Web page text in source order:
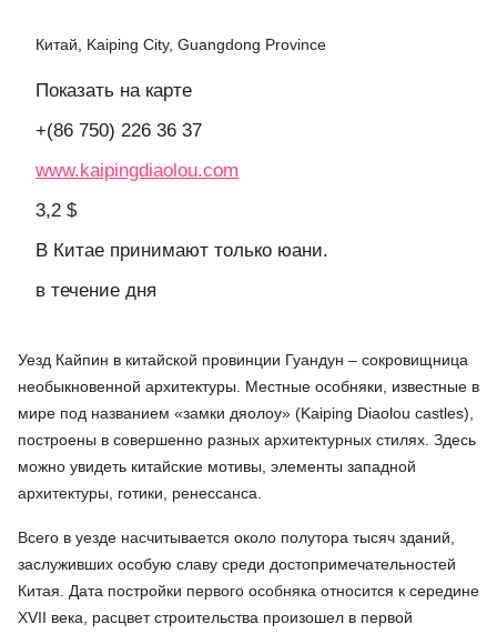
Китай, Kaiping City, Guangdong Province
Показать на карте
+(86 750) 226 36 37
www.kaipingdiaolou.com
3,2 $
В Китае принимают только юани.
в течение дня
Уезд Кайпин в китайской провинции Гуандун – сокровищница
необыкновенной архитектуры. Местные особняки, известные в
мире под названием «замки дяолоу» (Kaiping Diaolou castles),
построены в совершенно разных архитектурных стилях. Здесь
можно увидеть китайские мотивы, элементы западной
архитектуры, готики, ренессанса.
Всего в уезде насчитывается около полутора тысяч зданий,
заслуживших особую славу среди достопримечательностей
Китая. Дата постройки первого особняка относится к середине
XVII века, расцвет строительства произошел в первой